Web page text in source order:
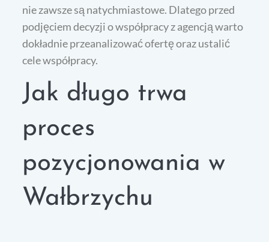
nie zawsze są natychmiastowe. Dlatego przed
podjęciem decyzji o współpracy z agencją warto
dokładnie przeanalizować ofertę oraz ustalić
cele współpracy.
Jak długo trwa
proces
pozycjonowania w
Wałbrzychu